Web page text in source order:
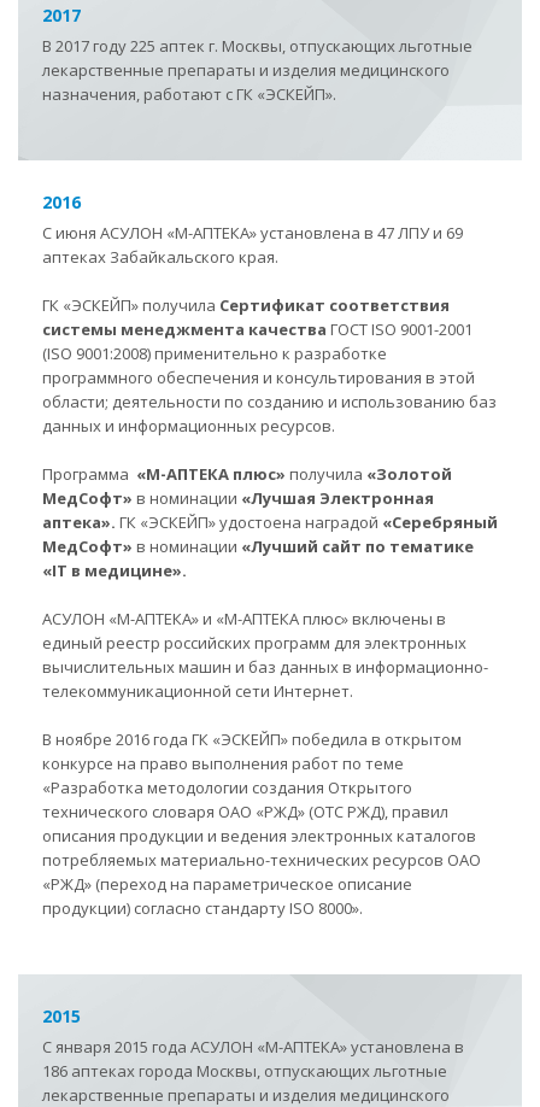
2017
В 2017 году 225 аптек г. Москвы, отпускающих льготные
лекарственные препараты и изделия медицинского
назначения, работают с ГК «ЭСКЕЙП».
2016
С июня АСУЛОН «М-АПТЕКА»установлена в 47 ЛПУ и 69
аптеках Забайкальского края.
ГК «ЭСКЕЙП» получила Сертификат соответствия
системы менеджмента качества ГОСТ ISO 9001-2001
(ISO 9001:2008) применительно к разработке
программного обеспечения и консультирования в этой
области; деятельности по созданию и использованию баз
данных и информационных ресурсов.
Программа «М-АПТЕКА плюс» получила «Золотой
МедСофт» в номинации «Лучшая Электронная
аптека». ГК «ЭСКЕЙП» удостоена наградой «Серебряный
МедСофт» в номинации «Лучший сайт по тематике
«IT в медицине».
АСУЛОН «М-АПТЕКА» и «М-АПТЕКА плюс»включены в
единый реестр российских программ для электронных
вычислительных машин и баз данных в информационно-
телекоммуникационной сети Интернет.
В ноябре 2016 года ГК «ЭСКЕЙП» победила в открытом
конкурсе на право выполнения работ по теме
«Разработка методологии создания Открытого
технического словаря ОАО «РЖД» (ОТС РЖД), правил
описания продукции и ведения электронных каталогов
потребляемых материально-технических ресурсов ОАО
«РЖД» (переход на параметрическое описание
продукции) согласно стандарту ISO 8000».
2015
С января 2015 года АСУЛОН «М-АПТЕКА»установлена в
186 аптеках города Москвы, отпускающих льготные
лекарственные препараты и изделия медицинского